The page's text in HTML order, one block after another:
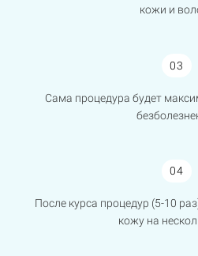
кожи и
03
Сама процедура будет
04
После курса процедур (5-10
кожу на